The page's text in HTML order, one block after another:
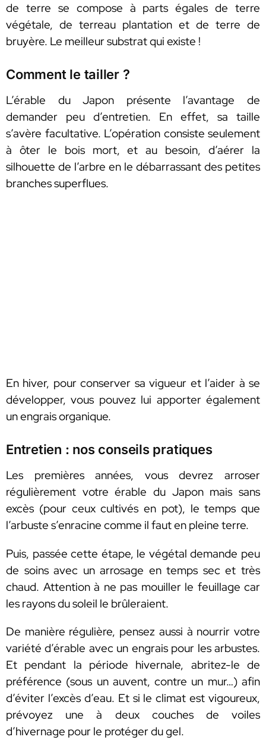
de terre se compose à parts égales de terre
végétale, de terreau plantation et de terre de
bruyère. Le meilleur substrat qui existe !
Comment le tailler ?
L’érable du Japon présente l’avantage de
demander peu d’entretien. En effet, sa taille
s’avère facultative. L’opération consiste seulement
à ôter le bois mort, et au besoin, d’aérer la
silhouette de l’arbre en le débarrassant des petites
branches superflues.
En hiver, pour conserver sa vigueur et l’aider à se
développer, vous pouvez lui apporter également
un engrais organique.
Entretien : nos conseils pratiques
Les premières années, vous devrez arroser
régulièrement votre érable du Japon mais sans
excès (pour ceux cultivés en pot), le temps que
l’arbuste s’enracine comme il faut en pleine terre.
Puis, passée cette étape, le végétal demande peu
de soins avec un arrosage en temps sec et très
chaud. Attention à ne pas mouiller le feuillage car
les rayons du soleil le brûleraient.
De manière régulière, pensez aussi à nourrir votre
variété d’érable avec un engrais pour les arbustes.
Et pendant la période hivernale, abritez-le de
préférence (sous un auvent, contre un mur…) afin
d’éviter l’excès d’eau. Et si le climat est vigoureux,
prévoyez une à deux couches de voiles
d’hivernage pour le protéger du gel.